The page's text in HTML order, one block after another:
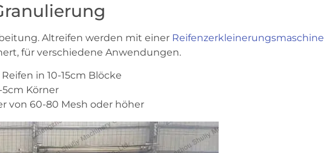
Altreifen werden mit einer Reifenzerkleinerungsmaschine
für verschiedene Anwendungen.
in 10-15cm Blöcke
5cm Körner
von 60-80 Mesh oder höher